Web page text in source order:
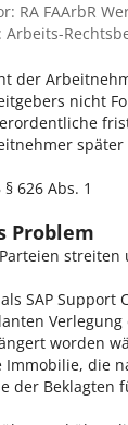
RA FAArbR
Arbeits-
der
nicht
§ 626 Abs. 1
Problem
SAP
worden
Immobilie, die
der Beklagten